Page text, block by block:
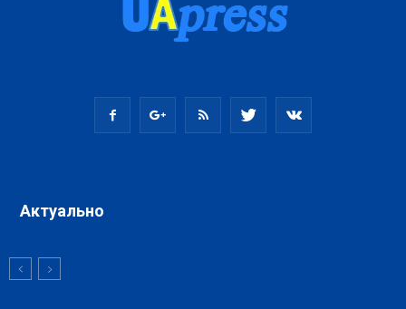
Актуально